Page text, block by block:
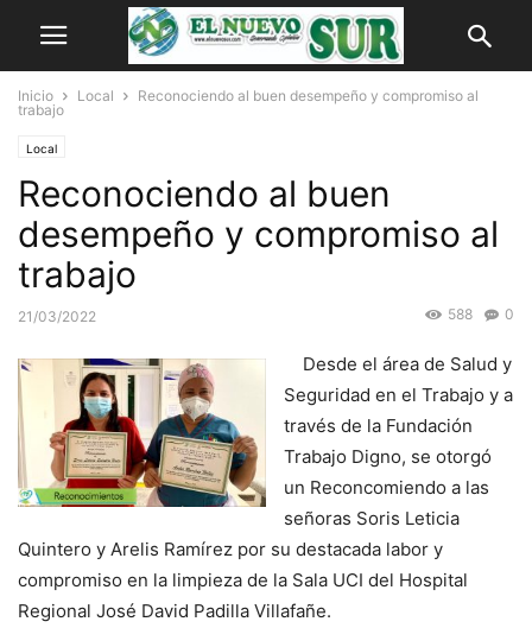
Inicio Local
Reconociendo al buen desempeño y compromiso al
trabajo
Local
Reconociendo al buen
desempeño y compromiso al
trabajo
21/03/2022 0
588
Desde el área de Salud y
Seguridad en el Trabajo y a
través de la Fundación
Trabajo Digno, se otorgó
un Reconcomiendo a las
señoras Soris Leticia
Quintero y Arelis Ramírez por su destacada labor y
compromiso en la limpieza de la Sala UCI del Hospital
Regional José David Padilla Villafañe.